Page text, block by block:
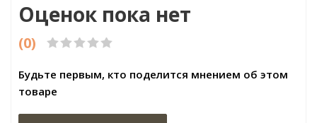
Оценок пока нет
(0)
Будьте первым, кто поделится мнением об этом
товаре